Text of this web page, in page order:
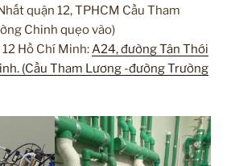
quận 12, TPHCM Cầu Tham
Chinh quẹo vào)
Hồ Chí Minh:A24, đường Tân Thới
(Cầu Tham Lương -đường Trường